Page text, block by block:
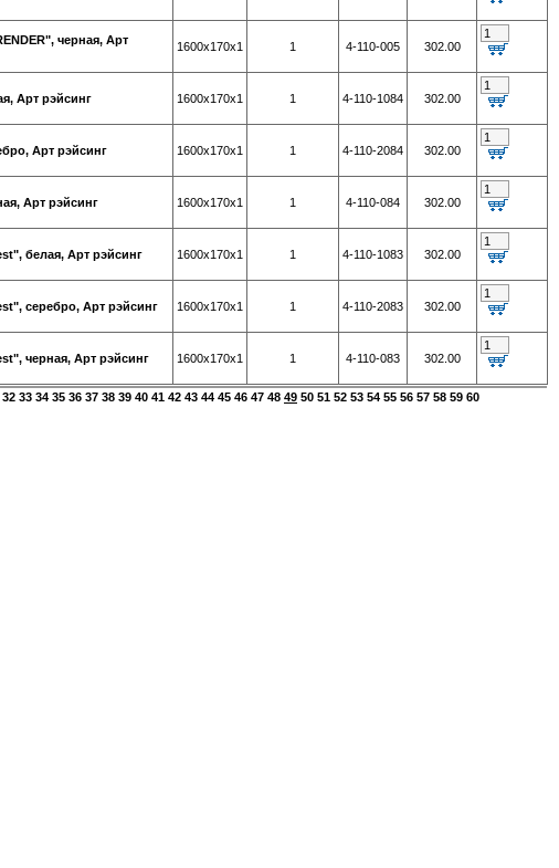
черная, Арт
1600х170х1 1 4-110-005 302.00
Арт рэйсинг 1600х170х1 1 4-110-1084 302.00
Арт рэйсинг 1600х170х1 1 4-110-2084 302.00
Арт рэйсинг 1600х170х1 1 4-110-084 302.00
белая, Арт рэйсинг 1600х170х1 1 4-110-1083 302.00
серебро, Арт рэйсинг 1600х170х1 1 4-110-2083 302.00
черная, Арт рэйсинг 1600х170х1 1 4-110-083 302.00
32 33 34 35 36 37 38 39 40 41 42 43 44 45 46 47 48 49 50 51 52 53 54 55 56 57 58 59 60